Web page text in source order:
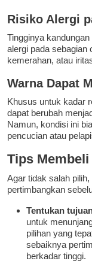
Risiko Alergi
Tingginya
alergi pada sebagian
kemerahan, atau
Warna Dapat
Khusus untuk kadar
dapat berubah
Namun, kondisi ini
pencucian atau
Tips
Agar tidak salah
pertimbangkan
Tentukan
untuk
pilihan yang
sebaiknya
berkadar tinggi.